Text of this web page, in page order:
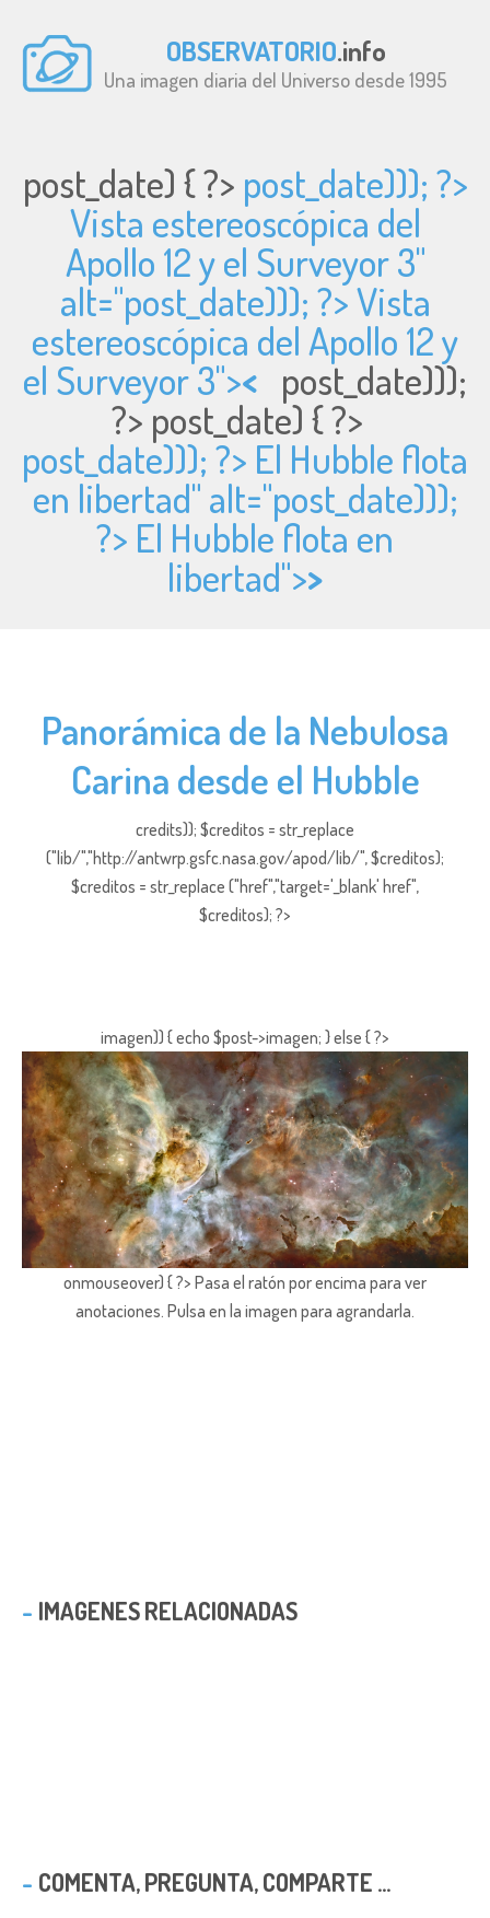
OBSERVATORIO.info
Una imagen diaria del Universo desde 1995
post_date) { ?> post_date))); ?>
Vista estereoscópica del
Apollo 12 y el Surveyor 3"
alt="post_date))); ?> Vista
estereoscópica del Apollo 12 y
el Surveyor 3">< post_date)));
?>post_date) { ?>
post_date))); ?> El Hubble flota
en libertad" alt="post_date)));
?> El Hubble flota en
libertad">>
Panorámica de la Nebulosa
Carina desde el Hubble
credits)); $creditos = str_replace
("lib/","http://antwrp.gsfc.nasa.gov/apod/lib/", $creditos);
$creditos = str_replace ("href","target='_blank' href",
$creditos); ?>
imagen)) { echo $post->imagen; } else { ?>
onmouseover) { ?> Pasa el ratón por encima para ver
anotaciones. Pulsa en la imagen para agrandarla.
IMAGENES RELACIONADAS
COMENTA, PREGUNTA, COMPARTE ...